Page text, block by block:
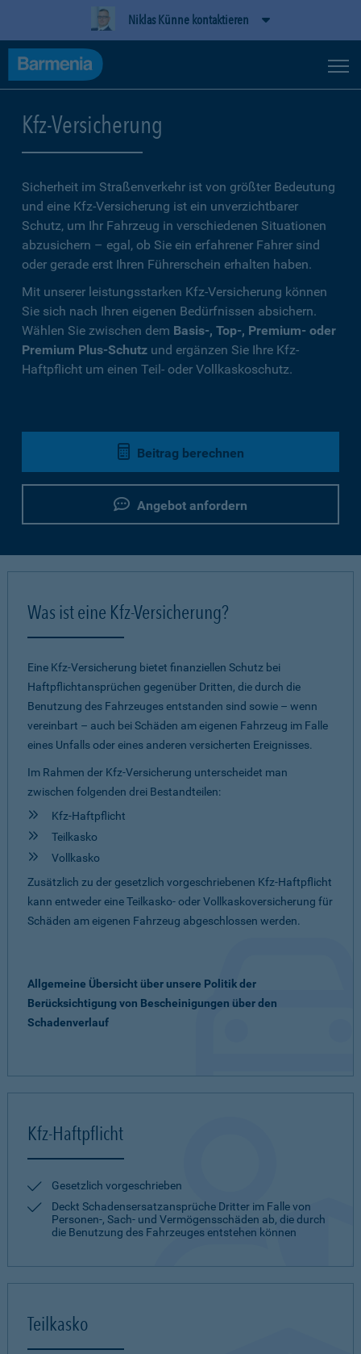
Niklas Künne kontaktieren
Kfz-Versicherung
Sicherheit im Straßenverkehr ist von größter Bedeutung
und eine Kfz-Versicherung ist ein unverzichtbarer
Schutz, um Ihr Fahrzeug in verschiedenen Situationen
abzusichern – egal, ob Sie ein erfahrener Fahrer sind
oder gerade erst Ihren Führerschein erhalten haben.
Mit unserer leistungsstarken Kfz-Versicherung können
Sie sich nach Ihren eigenen Bedürfnissen absichern.
Wählen Sie zwischen dem Basis-, Top-, Premium- oder
Premium Plus-Schutz und ergänzen Sie Ihre Kfz-
Haftpflicht um einen Teil- oder Vollkaskoschutz.
Beitrag berechnen
Angebot anfordern
Was ist eine Kfz-Versicherung?
Eine Kfz-Versicherung bietet finanziellen Schutz bei
Haftpflichtansprüchen gegenüber Dritten, die durch die
Benutzung des Fahrzeuges entstanden sind sowie – wenn
vereinbart – auch bei Schäden am eigenen Fahrzeug im Falle
eines Unfalls oder eines anderen versicherten Ereignisses.
Im Rahmen der Kfz-Versicherung unterscheidet man
zwischen folgenden drei Bestandteilen:
Kfz-Haftpflicht
Teilkasko
Vollkasko
Zusätzlich zu der gesetzlich vorgeschriebenen Kfz-Haftpflicht
kann entweder eine Teilkasko- oder Vollkaskoversicherung für
Schäden am eigenen Fahrzeug abgeschlossen werden.
Allgemeine Übersicht über unsere Politik der
Berücksichtigung von Bescheinigungen über den
Schadenverlauf
Kfz-Haftpflicht
Gesetzlich vorgeschrieben
Deckt Schadensersatzansprüche Dritter im Falle von
Personen-, Sach- und Vermögensschäden ab, die durch
die Benutzung des Fahrzeuges entstehen können
Teilkasko